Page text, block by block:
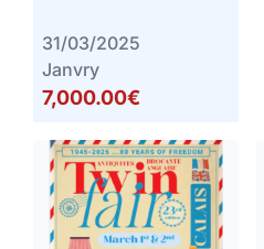
31/03/2025
Janvry
7,000.00€